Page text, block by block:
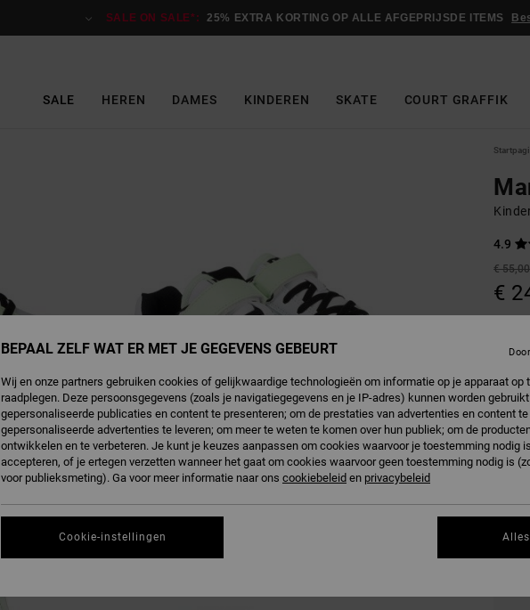
SALE ON SALE*: 25% EXTRA KORTING OP ALLE AFGEPRIJSDE ITEMS
SALE HEREN DAMES KINDEREN SKATE COURT GRAFFIK
4.9
€ 55,00
€
Kleur
BEPAAL ZELF WAT ER MET JE GEGEVENS GEBEURT
Wij en onze partners gebruiken cookies of gelijkwaardige technologieën om informatie op je apparaat op
raadplegen. Deze persoonsgegevens (zoals je navigatiegegevens en je IP-adres) kunnen worden
gepersonaliseerde publicaties en content te presenteren; om de prestaties van advertenties en content
gepersonaliseerde advertenties te leveren; om meer te weten te komen over hun publiek; om de
ontwikkelen en te verbeteren. Je kunt je keuzes aanpassen om cookies waarvoor je toestemming nodig
accepteren, of je ertegen verzetten wanneer het gaat om cookies waarvoor geen toestemming nodig is
voor publieksmeting). Ga voor meer informatie naar ons cookiebeleid en privacybeleid
Cookie-instellingen